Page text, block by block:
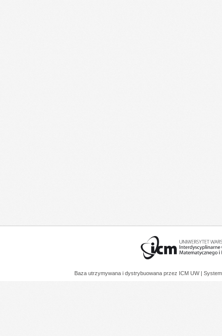
Baza utrzymywana i dystrybuowana przez ICM UW |